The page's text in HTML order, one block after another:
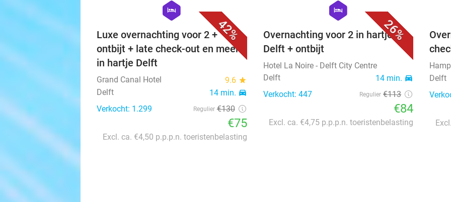
42%
hexagon
hotel
Luxe overnachting voor 2 +
ontbijt + late check-out en meer
in hartje Delft
Grand Canal Hotel 9.6 star
Delft 14 min. directions_car
Verkocht: 1.299 Regulier €130
€75
Excl. ca. €4,50 p.p.p.n. toeristenbelasting
26%
hexagon
hotel
Overnachting voor 2 in hartje
Delft + ontbijt
Hotel La Noire - Delft City Centre
Delft
14 min. directions_car
Verkocht: 447 Regulier €113
€84
Excl. ca. €4,75 p.p.p.n. toeristenbelasting
Delft